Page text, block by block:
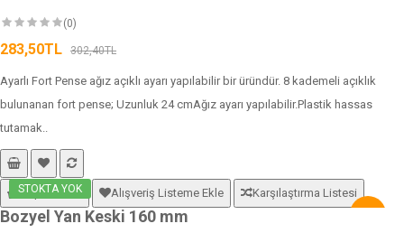
(0)
283,50TL 302,40TL
Ayarlı Fort Pense ağız açıklı ayarı yapılabilir bir üründür. 8 kademeli açıklık
bulunanan fort pense; Uzunluk 24 cmAğız ayarı yapılabilir.Plastik hassas
tutamak..
STOKTA YOK
Sepete Ekle Alışveriş Listeme Ekle Karşılaştırma Listesi
Bozyel Yan Keski 160 mm